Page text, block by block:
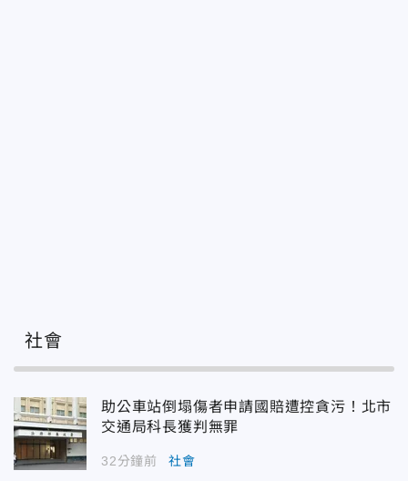
社會
助公車站倒塌傷者申請國賠遭控貪污！北市
交通局科長獲判無罪
32分鐘前 社會